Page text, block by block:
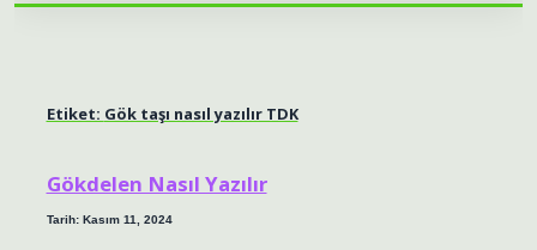
Etiket: Gök taşı nasıl yazılır TDK
Gökdelen Nasıl Yazılır
Tarih: Kasım 11, 2024